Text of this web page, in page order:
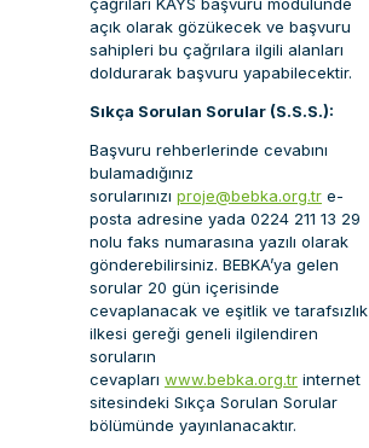
çağrıları KAYS başvuru modülünde
açık olarak gözükecek ve başvuru
sahipleri bu çağrılara ilgili alanları
doldurarak başvuru yapabilecektir.
Sıkça Sorulan Sorular (S.S.S.):
Başvuru rehberlerinde cevabını
bulamadığınız
sorularınızı proje@bebka.org.tr e-
posta adresine yada 0224 211 13 29
nolu faks numarasına yazılı olarak
gönderebilirsiniz. BEBKA’ya gelen
sorular 20 gün içerisinde
cevaplanacak ve eşitlik ve tarafsızlık
ilkesi gereği geneli ilgilendiren
soruların
cevapları www.bebka.org.tr internet
sitesindeki Sıkça Sorulan Sorular
bölümünde yayınlanacaktır.